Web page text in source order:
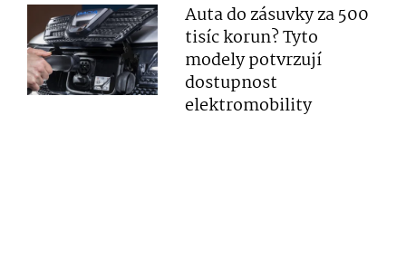
Auta do zásuvky za 500
tisíc korun? Tyto
modely potvrzují
dostupnost
elektromobility